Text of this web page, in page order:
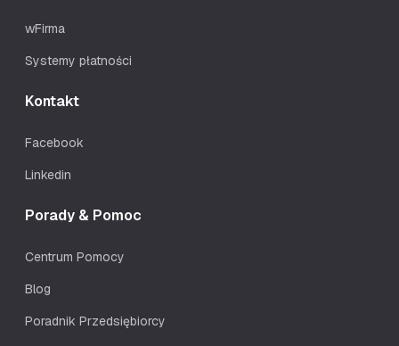
wFirma
Systemy płatności
Kontakt
Facebook
Linkedin
Porady & Pomoc
Centrum Pomocy
Blog
Poradnik Przedsiębiorcy